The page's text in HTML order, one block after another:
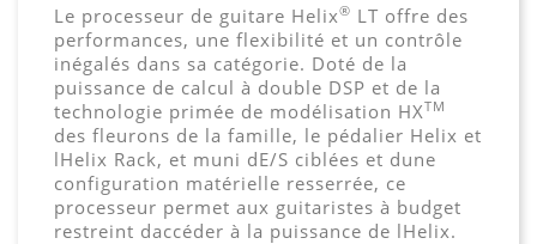
Le processeur de guitare Helix® LT offre des
performances, une flexibilité et un contrôle
inégalés dans sa catégorie. Doté de la
puissance de calcul à double DSP et de la
technologie primée de modélisation HXTM
des fleurons de la famille, le pédalier Helix et
lHelix Rack, et muni dE/S ciblées et dune
configuration matérielle resserrée, ce
processeur permet aux guitaristes à budget
restreint daccéder à la puissance de lHelix.